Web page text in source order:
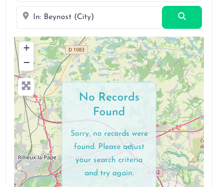
Near
+
−
No Records
Found
Sorry, no records were
found. Please adjust
your search criteria
and try again.